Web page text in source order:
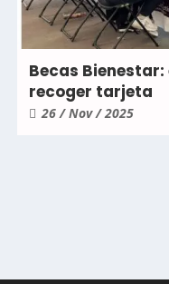
Becas
recoger tarjeta
26 / Nov / 2025